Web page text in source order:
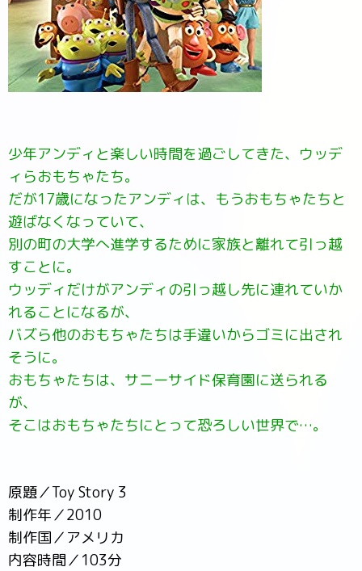
少年アンディと楽しい時間を過ごしてきた、ウッデ
ィらおもちゃたち。
だが17歳になったアンディは、もうおもちゃたちと
遊ばなくなっていて、
別の町の大学へ進学するために家族と離れて引っ越
すことに。
ウッディだけがアンディの引っ越し先に連れていか
れることになるが、
バズら他のおもちゃたちは手違いからゴミに出され
そうに。
おもちゃたちは、サニーサイド保育園に送られる
が、
そこはおもちゃたちにとって恐ろしい世界で…。
原題／Toy Story 3
制作年／2010
制作国／アメリカ
内容時間／103分